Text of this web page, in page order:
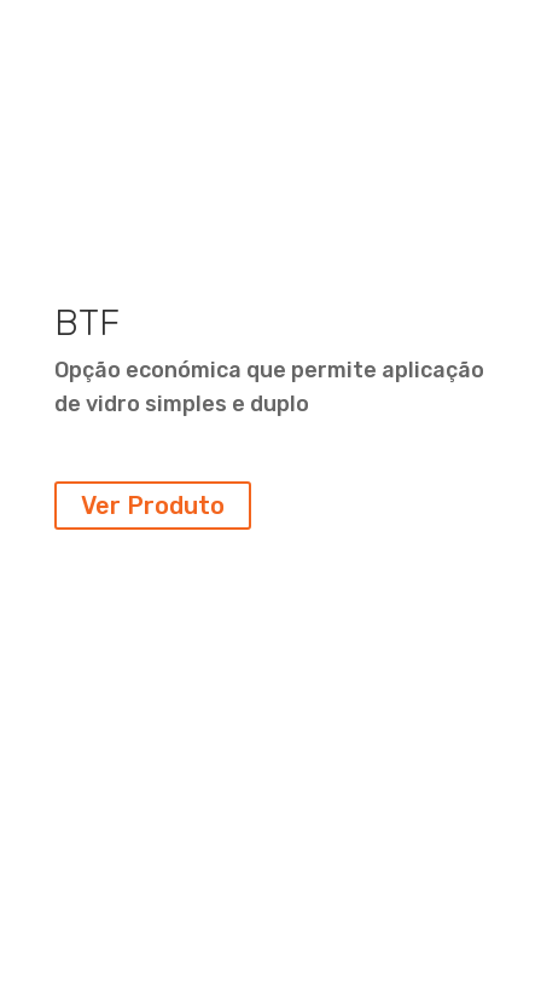
BTF
Opção económica que permite aplicação
de vidro simples e duplo
Ver Produto